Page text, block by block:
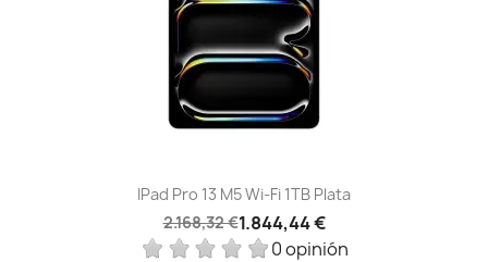
IPad Pro 13 M5 Wi‑Fi 1TB Plata
2.168,32 €1.844,44 €
0 opinión